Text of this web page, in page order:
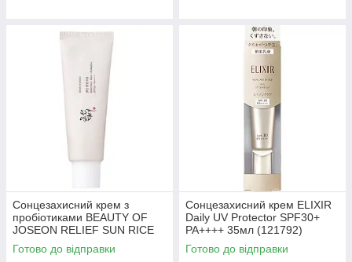
Сонцезахисний крем з
пробіотиками BEAUTY OF
JOSEON RELIEF SUN RICE
PROBIOTICS SPF50+ PA++++
(555508)
Готово до відправки
Сонцезахисний крем ELIXIR
Daily UV Protector SPF30+
PA++++ 35мл (121792)
Готово до відправки